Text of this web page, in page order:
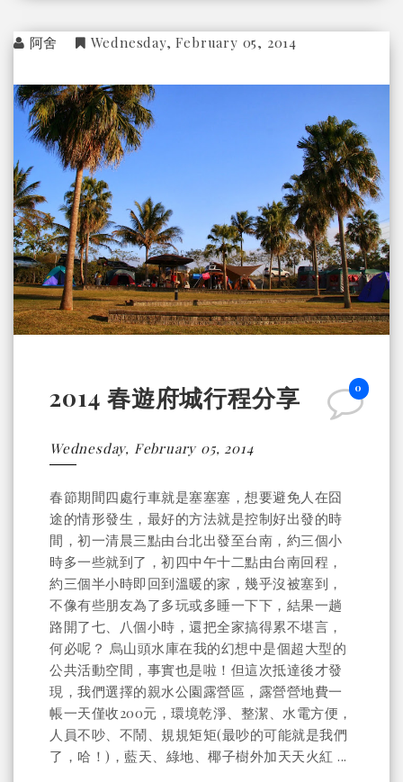
阿舍 Wednesday, February 05, 2014
0
2014 春遊府城行程分享
Wednesday, February 05, 2014
春節期間四處行車就是塞塞塞，想要避免人在囧
途的情形發生，最好的方法就是控制好出發的時
間，初一清晨三點由台北出發至台南，約三個小
時多一些就到了，初四中午十二點由台南回程，
約三個半小時即回到溫暖的家，幾乎沒被塞到，
不像有些朋友為了多玩或多睡一下下，結果一趟
路開了七、八個小時，還把全家搞得累不堪言，
何必呢？ 烏山頭水庫在我的幻想中是個超大型的
公共活動空間，事實也是啦！但這次抵達後才發
現，我們選擇的親水公園露營區，露營營地費一
帳一天僅收200元，環境乾淨、整潔、水電方便，
人員不吵、不鬧、規規矩矩(最吵的可能就是我們
了，哈！)，藍天、綠地、椰子樹外加天天火紅 ...